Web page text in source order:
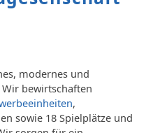
modernes und
bewirtschaften
,
sowie 18 Spielplätze und